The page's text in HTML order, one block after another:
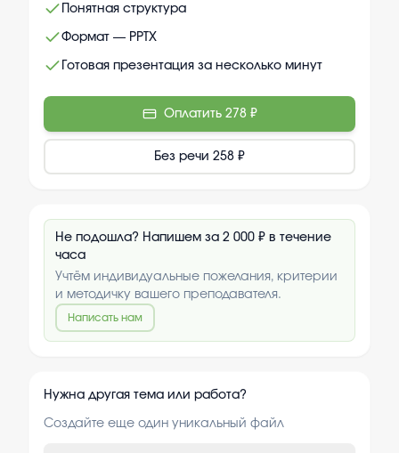
Понятная структура
Формат — PPTX
Готовая презентация за несколько минут
Оплатить 278 ₽
Без речи 258 ₽
Не подошла? Напишем за 2 000 ₽ в течение
часа
Учтём индивидуальные пожелания, критерии
и методичку вашего преподавателя.
Написать нам
Нужна другая тема или работа?
Создайте еще один уникальный файл